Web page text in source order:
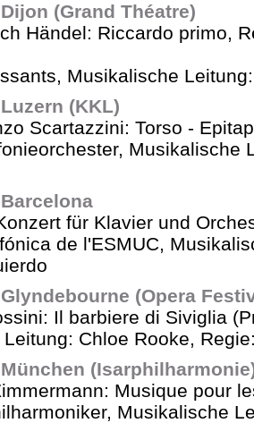
Dijon (Grand Théatre)
Händel: Riccardo primo,
Musikalische
Luzern (KKL)
Scartazzini: Torso -
Musikalische
Barcelona
für Klavier und
de l'ESMUC,
Glyndebourne (Opera
Il barbiere di Siviglia
Chloe Rooke,
München
Musique pour
Musikalische